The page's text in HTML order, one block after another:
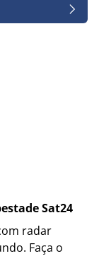
Sat24
radar
Faça o